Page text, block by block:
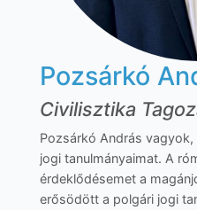
Pozsárkó
Civilisztika
Pozsárkó András
jogi tanulmányaimat. A
érdeklődésemet a
erősödött a polgári jogi